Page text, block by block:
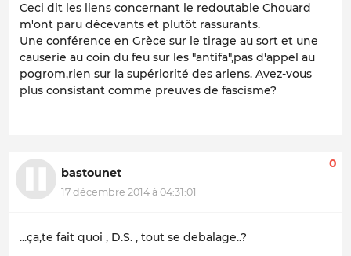
Ceci dit les liens concernant le redoutable Chouard
m'ont paru décevants et plutôt rassurants.
Une conférence en Grèce sur le tirage au sort et une
causerie au coin du feu sur les "antifa",pas d'appel au
pogrom,rien sur la supériorité des ariens. Avez-vous
plus consistant comme preuves de fascisme?
bastounet
17 décembre 2014 à 04:31:01
0
...ça,te fait quoi , D.S. , tout se debalage..?